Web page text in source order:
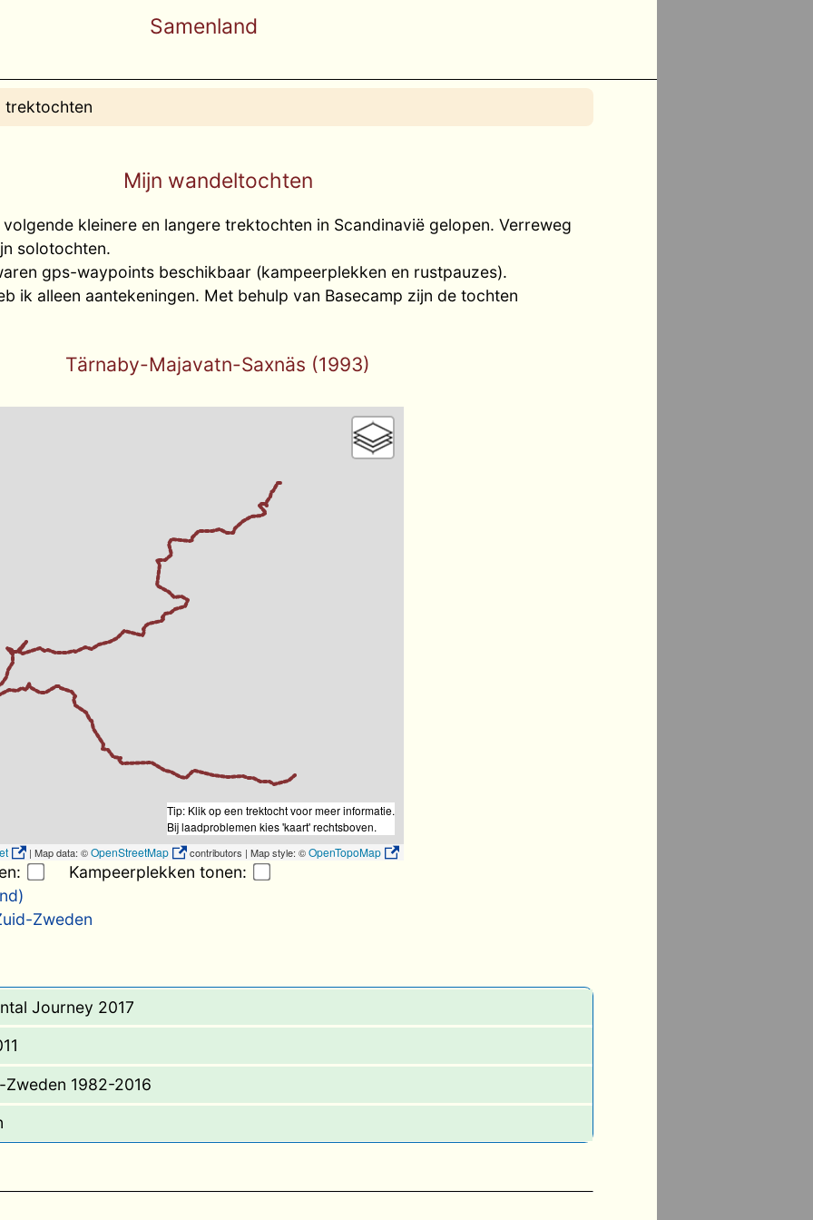
Samenland
Mijn wandeltochten
kleinere en langere trektochten in Scandinavië gelopen. Verreweg
solotochten.
gps-waypoints beschikbaar (kampeerplekken en rustpauzes).
ik alleen aantekeningen. Met behulp van Basecamp zijn de tochten
Tärnaby-Majavatn-Saxnäs (1993)
Tip: Klik op een trektocht voor meer informatie.
Bij laadproblemen kies 'kaart' rechtsboven.
| Map data: ©OpenStreetMap contributors | Map style: ©OpenTopoMap
Kampeerplekken tonen:
Zweden
Journey 2017
1982-2016